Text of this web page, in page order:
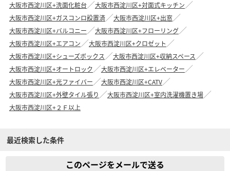
大阪市西淀川区+洗面化粧台
大阪市西淀川区+対面式キッチン
大阪市西淀川区+ガスコンロ設置済
大阪市西淀川区+出窓
大阪市西淀川区+バルコニー
大阪市西淀川区+フローリング
大阪市西淀川区+エアコン
大阪市西淀川区+クロゼット
大阪市西淀川区+シューズボックス
大阪市西淀川区+収納スペース
大阪市西淀川区+オートロック
大阪市西淀川区+エレベーター
大阪市西淀川区+光ファイバー
大阪市西淀川区+CATV
大阪市西淀川区+外壁タイル張り
大阪市西淀川区+室内洗濯機置き場
大阪市西淀川区+２Ｆ以上
最近検索した条件
このページをメールで送る